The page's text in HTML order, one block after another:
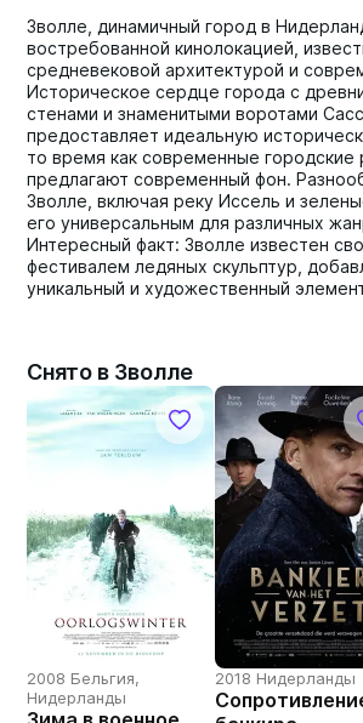
Зволле, динамичный город в
востребованной кинолокацией,
средневековой архитектурой и
Историческое сердце города с
стенами и знаменитыми воротами
предоставляет идеальную
то время как современные городские
предлагают современный фон.
Зволле, включая реку Иссель и
его универсальным для различных
Интересный факт: Зволле известен
фестивалем ледяных скульптур,
уникальный и художественный
Снято в Зволле
2008 Бельгия,
Нидерланды
2018 Нидерланды